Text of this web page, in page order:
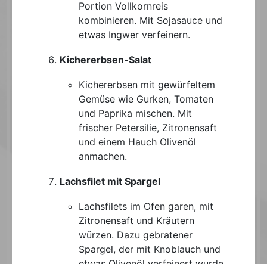
Portion Vollkornreis
kombinieren. Mit Sojasauce und
etwas Ingwer verfeinern.
Kichererbsen-Salat
Kichererbsen mit gewürfeltem
Gemüse wie Gurken, Tomaten
und Paprika mischen. Mit
frischer Petersilie, Zitronensaft
und einem Hauch Olivenöl
anmachen.
Lachsfilet mit Spargel
Lachsfilets im Ofen garen, mit
Zitronensaft und Kräutern
würzen. Dazu gebratener
Spargel, der mit Knoblauch und